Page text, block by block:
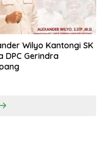
Wilyo Kantongi SK
DPC Gerindra